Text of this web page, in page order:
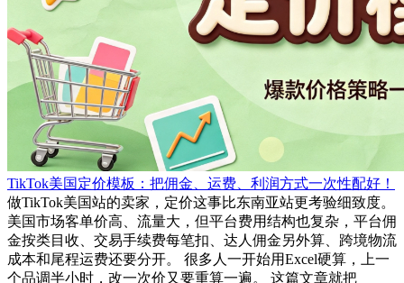
TikTok美国定价模板：把佣金、运费、利润方式一次性配好！
做TikTok美国站的卖家，定价这事比东南亚站更考验细致度。
美国市场客单价高、流量大，但平台费用结构也复杂，平台佣
金按类目收、交易手续费每笔扣、达人佣金另外算、跨境物流
成本和尾程运费还要分开。 很多人一开始用Excel硬算，上一
个品调半小时，改一次价又要重算一遍。 这篇文章就把